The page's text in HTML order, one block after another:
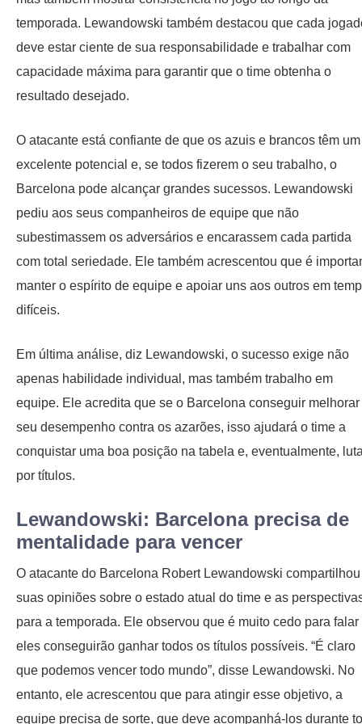
temporada. Lewandowski também destacou que cada
deve estar ciente de sua responsabilidade e trabalhar com
capacidade máxima para garantir que o time obtenha o
resultado desejado.
O atacante está confiante de que os azuis e brancos têm um
excelente potencial e, se todos fizerem o seu trabalho, o
Barcelona pode alcançar grandes sucessos. Lewandowski
pediu aos seus companheiros de equipe que não
subestimassem os adversários e encarassem cada partida
com total seriedade. Ele também acrescentou que é
manter o espírito de equipe e apoiar uns aos outros em
difíceis.
Em última análise, diz Lewandowski, o sucesso exige não
apenas habilidade individual, mas também trabalho em
equipe. Ele acredita que se o Barcelona conseguir melhorar
seu desempenho contra os azarões, isso ajudará o time a
conquistar uma boa posição na tabela e, eventualmente,
por títulos.
Lewandowski: Barcelona precisa de
mentalidade para vencer
O atacante do Barcelona Robert Lewandowski compartilhou
suas opiniões sobre o estado atual do time e as
para a temporada. Ele observou que é muito cedo para falar
eles conseguirão ganhar todos os títulos possíveis. “É claro
que podemos vencer todo mundo”, disse Lewandowski. No
entanto, ele acrescentou que para atingir esse objetivo, a
equipe precisa de sorte, que deve acompanhá-los durante